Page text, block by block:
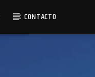
CONTACTO